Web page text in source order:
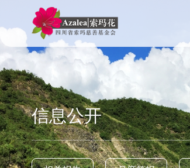
信息公开